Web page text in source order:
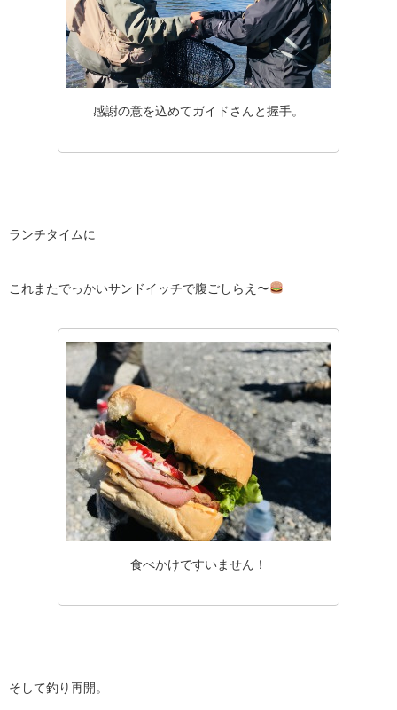
感謝の意を込めてガイドさんと握手。
ランチタイムに
これまたでっかいサンドイッチで腹ごしらえ〜
食べかけですいません！
そして釣り再開。